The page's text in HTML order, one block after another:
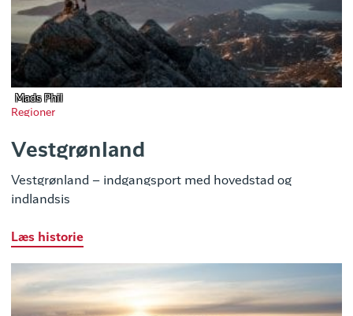
Mads Phil
Regioner
Vestgrønland
Vestgrønland – indgangsport med hovedstad og
indlandsis
Læs historie